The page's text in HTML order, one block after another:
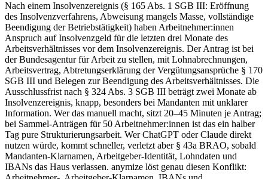
Nach einem Insolvenzereignis (§ 165 Abs. 1 SGB III: Eröffnung
des Insolvenzverfahrens, Abweisung mangels Masse, vollständige
Beendigung der Betriebstätigkeit) haben Arbeitnehmer:innen
Anspruch auf Insolvenzgeld für die letzten drei Monate des
Arbeitsverhältnisses vor dem Insolvenzereignis. Der Antrag ist bei
der Bundesagentur für Arbeit zu stellen, mit Lohnabrechnungen,
Arbeitsvertrag, Abtretungserklärung der Vergütungsansprüche § 170
SGB III und Belegen zur Beendigung des Arbeitsverhältnisses. Die
Ausschlussfrist nach § 324 Abs. 3 SGB III beträgt zwei Monate ab
Insolvenzereignis, knapp, besonders bei Mandanten mit unklarer
Information. Wer das manuell macht, sitzt 20–45 Minuten je Antrag;
bei Sammel-Anträgen für 50 Arbeitnehmer:innen ist das ein halber
Tag pure Strukturierungsarbeit. Wer ChatGPT oder Claude direkt
nutzen würde, kommt schneller, verletzt aber § 43a BRAO, sobald
Mandanten-Klarnamen, Arbeitgeber-Identität, Lohndaten und
IBANs das Haus verlassen. anymize löst genau diesen Konflikt: